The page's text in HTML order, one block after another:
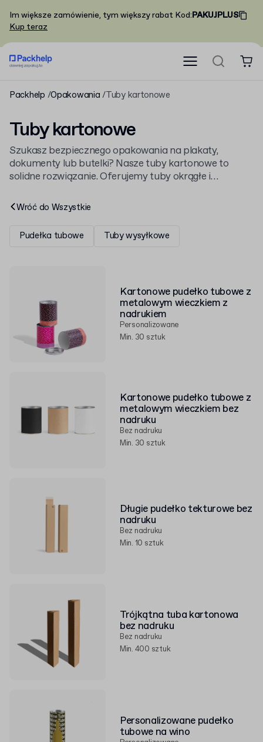
Im większe zamówienie, tym większy rabat Kod:PAKUJPLUS
Kup teraz
Packhelp Opakowania Tuby kartonowe
Tuby kartonowe
Szukasz bezpiecznego opakowania na plakaty,
dokumenty lub butelki? Nasze tuby kartonowe to
solidne rozwiązanie. Oferujemy tuby okrągłe i
niewielkich nakładów. Wybierz kształt i rozmiar
dopasowany do Twoich potrzeb.
Wróć do Wszystkie
Pudełka tubowe Tuby wysyłkowe
Kartonowe pudełko tubowe z
metalowym wieczkiem z
nadrukiem
Personalizowane
Min. 30 sztuk
Kartonowe pudełko tubowe z
metalowym wieczkiem bez
nadruku
Bez nadruku
Min. 30 sztuk
Długie pudełko tekturowe bez
nadruku
Bez nadruku
Min. 10 sztuk
Trójkątna tuba kartonowa
bez nadruku
Bez nadruku
Min. 400 sztuk
Personalizowane pudełko
tubowe na wino